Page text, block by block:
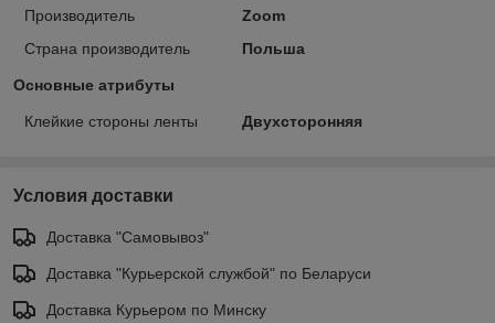
Производитель
Zoom
Страна производитель
Польша
Основные атрибуты
Клейкие стороны ленты Двухсторонняя
Условия доставки
Доставка "Самовывоз"
Доставка "Курьерской службой" по Беларуси
Доставка Курьером по Минску